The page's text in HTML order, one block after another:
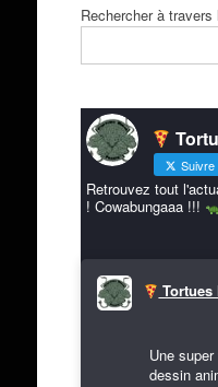
Rechercher à travers
Suivre
Retrouvez tout
! Cowabungaaa !!!
Tortues
Une
dessin